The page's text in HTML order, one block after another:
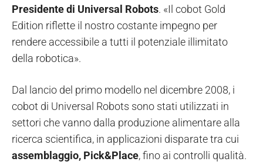
Presidente di Universal Robots. «Il cobot Gold
Edition riflette il nostro costante impegno per
rendere accessibile a tutti il ​​potenziale illimitato
della robotica».
Dal lancio del primo modello nel dicembre 2008, i
cobot di Universal Robots sono stati utilizzati in
settori che vanno dalla produzione alimentare alla
ricerca scientifica, in applicazioni disparate tra cui
assemblaggio, Pick&Place, fino ai controlli qualità.